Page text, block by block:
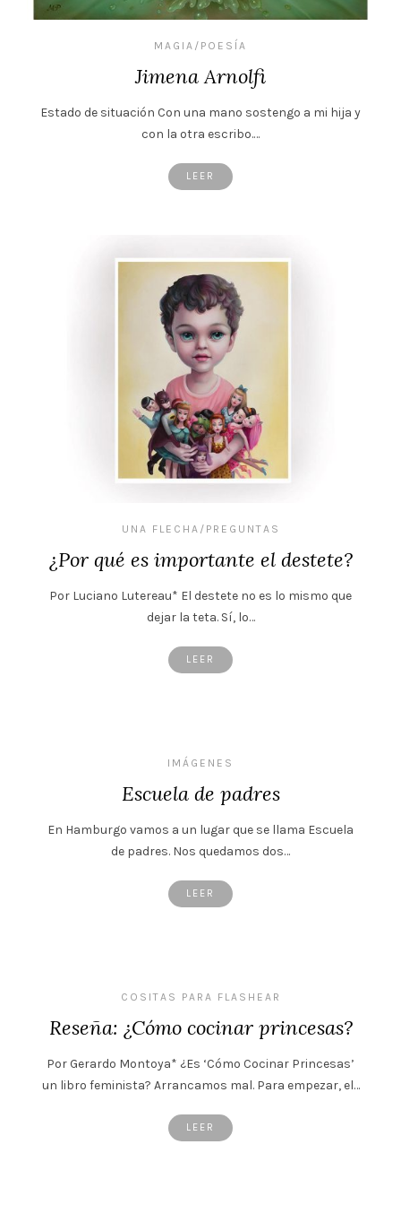
MAGIA/POESÍA
Jimena Arnolfi
Estado de situación Con una mano sostengo a mi hija y
con la otra escribo.…
LEER
UNA FLECHA/PREGUNTAS
¿Por qué es importante el destete?
Por Luciano Lutereau* El destete no es lo mismo que
dejar la teta. Sí, lo…
LEER
IMÁGENES
Escuela de padres
En Hamburgo vamos a un lugar que se llama Escuela
de padres. Nos quedamos dos…
LEER
COSITAS PARA FLASHEAR
Reseña: ¿Cómo cocinar princesas?
Por Gerardo Montoya* ¿Es ‘Cómo Cocinar Princesas’
un libro feminista? Arrancamos mal. Para empezar, el…
LEER